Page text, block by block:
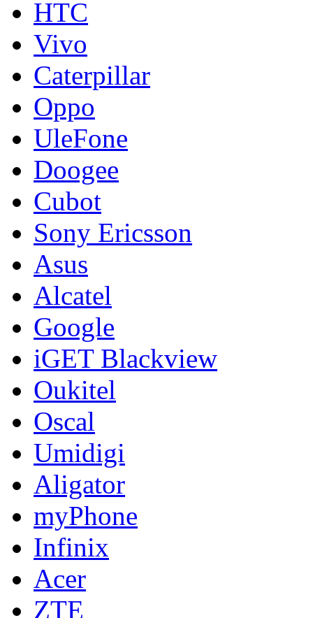
HTC
Vivo
Caterpillar
Oppo
UleFone
Doogee
Cubot
Sony Ericsson
Asus
Alcatel
Google
iGET Blackview
Oukitel
Oscal
Umidigi
Aligator
myPhone
Infinix
Acer
ZTE